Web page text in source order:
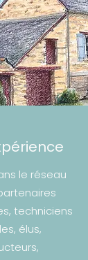
le réseau
techniciens
élus,